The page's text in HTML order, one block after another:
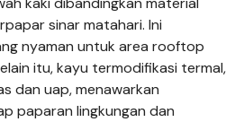
sinar matahari. Ini
nyaman untuk area rooftop
itu, kayu termodifikasi termal,
dan uap, menawarkan
paparan lingkungan dan